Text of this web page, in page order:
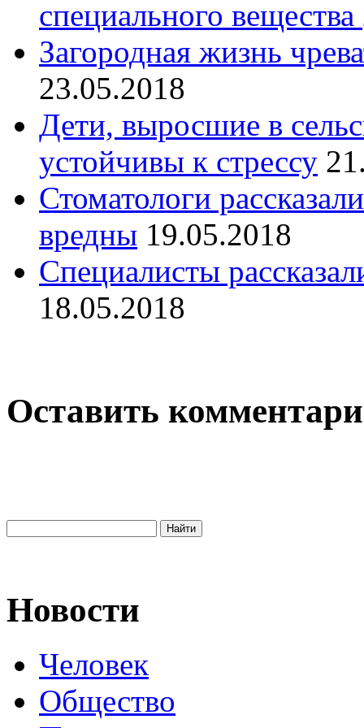
специального вещества
Загородная жизнь
23.05.2018
Дети, выросшие в
устойчивы к стрессу
Стоматологи
вредны 19.05.2018
Специалисты
18.05.2018
Оставить
Новости
Человек
Общество